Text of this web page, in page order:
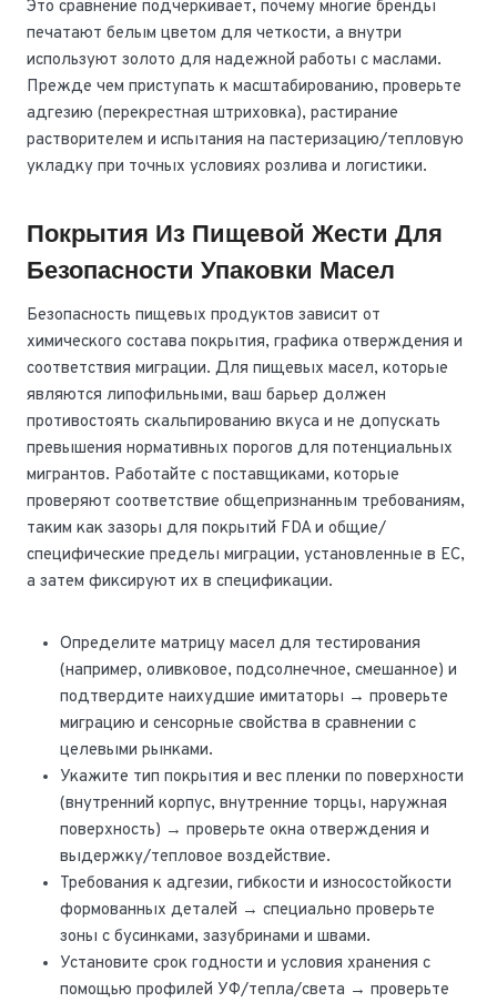
Это сравнение подчеркивает, почему многие бренды
печатают белым цветом для четкости, а внутри
используют золото для надежной работы с маслами.
Прежде чем приступать к масштабированию, проверьте
адгезию (перекрестная штриховка), растирание
растворителем и испытания на пастеризацию/тепловую
укладку при точных условиях розлива и логистики.
Покрытия Из Пищевой Жести Для
Безопасности Упаковки Масел
Безопасность пищевых продуктов зависит от
химического состава покрытия, графика отверждения и
соответствия миграции. Для пищевых масел, которые
являются липофильными, ваш барьер должен
противостоять скальпированию вкуса и не допускать
превышения нормативных порогов для потенциальных
мигрантов. Работайте с поставщиками, которые
проверяют соответствие общепризнанным требованиям,
таким как зазоры для покрытий FDA и общие/
специфические пределы миграции, установленные в ЕС,
а затем фиксируют их в спецификации.
Определите матрицу масел для тестирования
(например, оливковое, подсолнечное, смешанное) и
подтвердите наихудшие имитаторы → проверьте
миграцию и сенсорные свойства в сравнении с
целевыми рынками.
Укажите тип покрытия и вес пленки по поверхности
(внутренний корпус, внутренние торцы, наружная
поверхность) → проверьте окна отверждения и
выдержку/тепловое воздействие.
Требования к адгезии, гибкости и износостойкости
формованных деталей → специально проверьте
зоны с бусинками, зазубринами и швами.
Установите срок годности и условия хранения с
помощью профилей УФ/тепла/света → проверьте